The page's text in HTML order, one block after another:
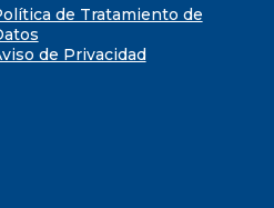
de Tratamiento de
de Privacidad